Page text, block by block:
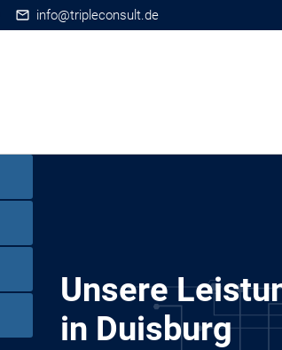
info@tripleconsult.de
Unsere
in Duisburg